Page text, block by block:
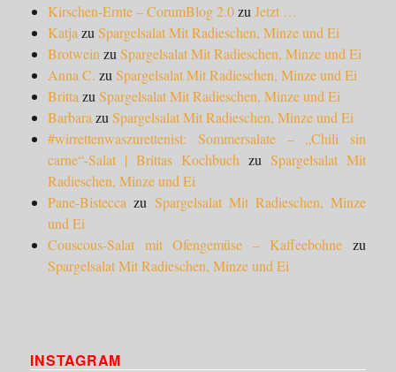
Kirschen-Ernte – CorumBlog 2.0zuJetzt …
Katja zuSpargelsalat Mit Radieschen, Minze und Ei
Brotwein zuSpargelsalat Mit Radieschen, Minze und Ei
Anna C. zuSpargelsalat Mit Radieschen, Minze und Ei
Britta zuSpargelsalat Mit Radieschen, Minze und Ei
Barbara zuSpargelsalat Mit Radieschen, Minze und Ei
#wirrettenwaszurettenist: Sommersalate – „Chili sin
carne“-Salat | Brittas Kochbuch zu Spargelsalat Mit
Radieschen, Minze und Ei
Pane-Bistecca zu Spargelsalat Mit Radieschen, Minze
und Ei
Couscous-Salat mit Ofengemüse – Kaffeebohne zu
Spargelsalat Mit Radieschen, Minze und Ei
INSTAGRAM